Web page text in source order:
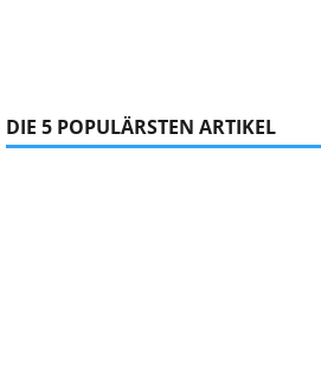
DIE 5 POPULÄRSTEN ARTIKEL